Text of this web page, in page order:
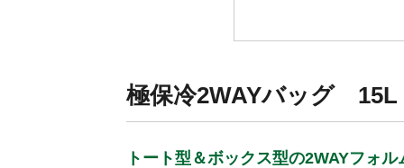
極保冷2WAYバッグ 15L
トート型＆ボックス型の2WAYフォル